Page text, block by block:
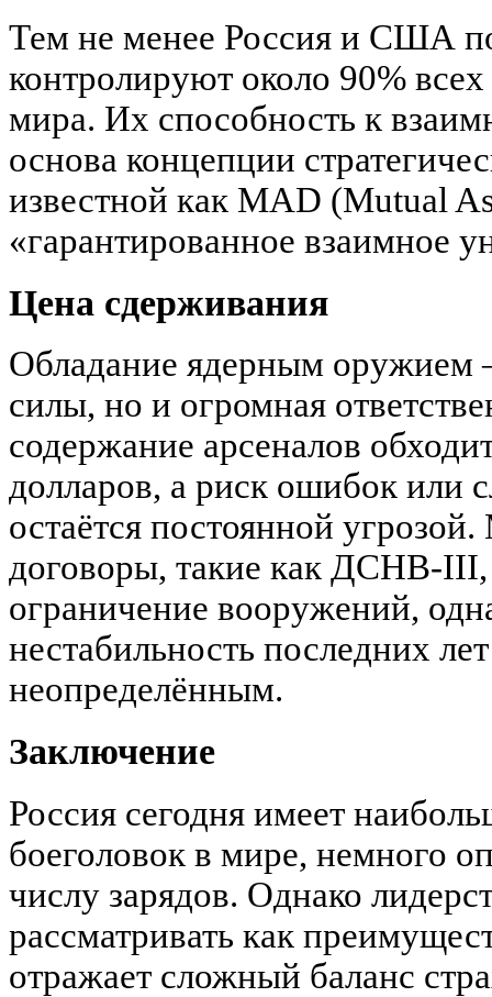
Тем не менее Россия и США
контролируют около 90%
мира. Их способность к
основа концепции
известной как MAD (Mutual
«гарантированное взаимное
Цена сдерживания
Обладание ядерным оружием
силы, но и огромная
содержание арсеналов
долларов, а риск ошибок или
остаётся постоянной
договоры, такие как ДСНВ-
ограничение вооружений,
нестабильность последних
неопределённым.
Заключение
Россия сегодня имеет
боеголовок в мире, немного
числу зарядов. Однако
рассматривать как
отражает сложный баланс